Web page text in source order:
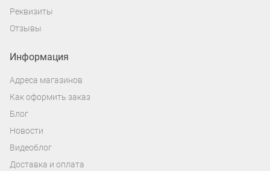
Реквизиты
Отзывы
Информация
Адреса магазинов
Как оформить заказ
Блог
Новости
Видеоблог
Доставка и оплата